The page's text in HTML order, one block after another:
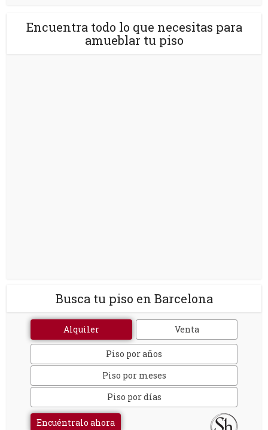
Encuentra todo lo que necesitas para
amueblar tu piso
Busca tu piso en Barcelona
Alquiler Venta
Piso por años
Piso por meses
Piso por días
Encuéntralo ahora